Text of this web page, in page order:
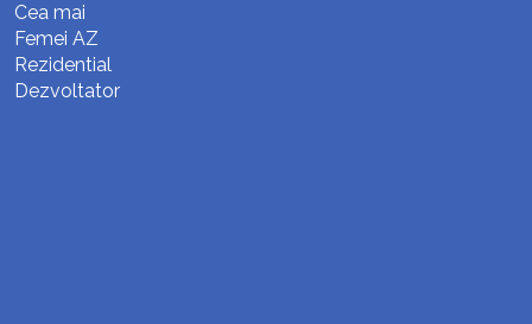
Cea mai
Femei AZ
Rezidential
Dezvoltator